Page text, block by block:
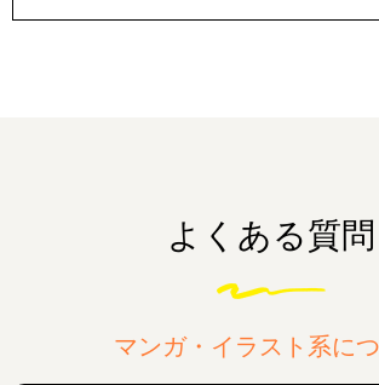
よくある質問
マンガ・イラスト系に